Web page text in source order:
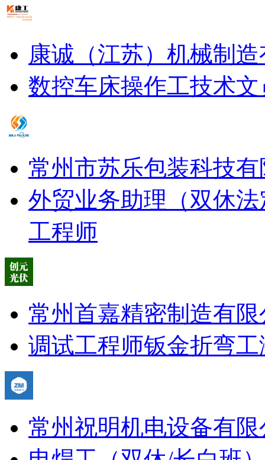
康诚（江苏）机械制
数控车床操作工技术文
常州市苏乐包装科技
外贸业务助理（双休
工程师
常州首嘉精密制造有限
调试工程师钣金折弯工
常州祝明机电设备有限